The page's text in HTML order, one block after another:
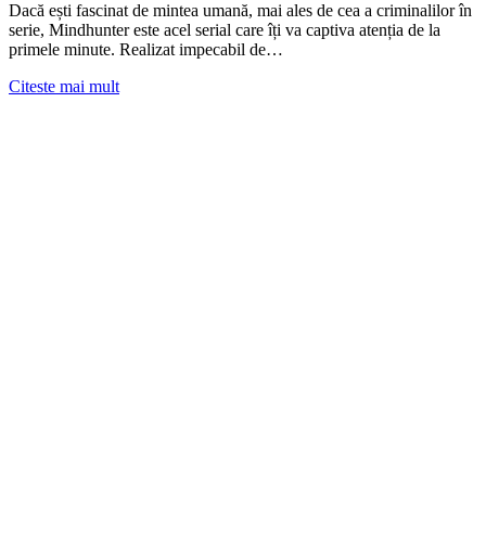
Dacă ești fascinat de mintea umană, mai ales de cea a criminalilor în
serie, Mindhunter este acel serial care îți va captiva atenția de la
primele minute. Realizat impecabil de…
Citeste mai mult